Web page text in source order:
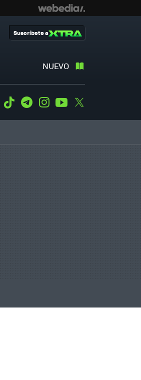
NUEVO
Suscríbete a
WhatsApp
Tiktok TelegramInstagramYoutube